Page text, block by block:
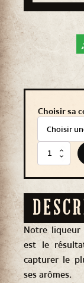
Choisir sa
quantité
Liqueur
18%
vol.*
Notre liqueur
est le
capturer le
ses arômes.